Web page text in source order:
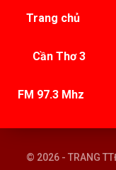
Trang chủ
Cần Thơ 3
FM 97.3 Mhz
© 2026 - TRANG